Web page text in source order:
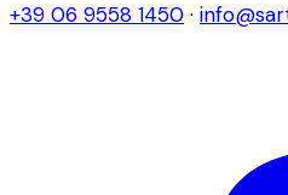
+39 06 9558 1450 ·